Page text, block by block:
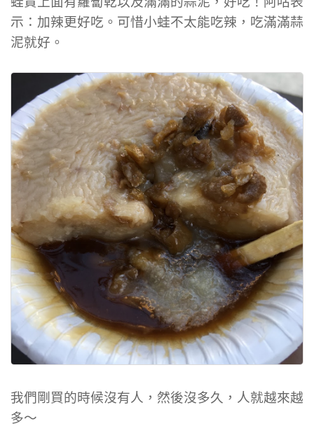
示：加辣更好吃。可惜小蛙不太能吃辣，吃滿滿蒜
泥就好。
我們剛買的時候沒有人，然後沒多久，人就越來越
多～